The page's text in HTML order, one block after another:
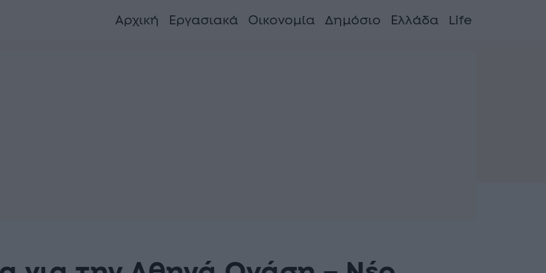
Αρχική
Εργασιακά Οικονομία Δημόσιο Ελλάδα Life